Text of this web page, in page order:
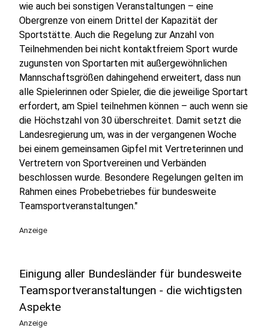
wie auch bei sonstigen Veranstaltungen – eine
Obergrenze von einem Drittel der Kapazität der
Sportstätte. Auch die Regelung zur Anzahl von
Teilnehmenden bei nicht kontaktfreiem Sport wurde
zugunsten von Sportarten mit außergewöhnlichen
Mannschaftsgrößen dahingehend erweitert, dass nun
alle Spielerinnen oder Spieler, die die jeweilige Sportart
erfordert, am Spiel teilnehmen können – auch wenn sie
die Höchstzahl von 30 überschreitet. Damit setzt die
Landesregierung um, was in der vergangenen Woche
bei einem gemeinsamen Gipfel mit Vertreterinnen und
Vertretern von Sportvereinen und Verbänden
beschlossen wurde. Besondere Regelungen gelten im
Rahmen eines Probebetriebes für bundesweite
Teamsportveranstaltungen."
Anzeige
Einigung aller Bundesländer für bundesweite
Teamsportveranstaltungen - die wichtigsten
Aspekte
Anzeige